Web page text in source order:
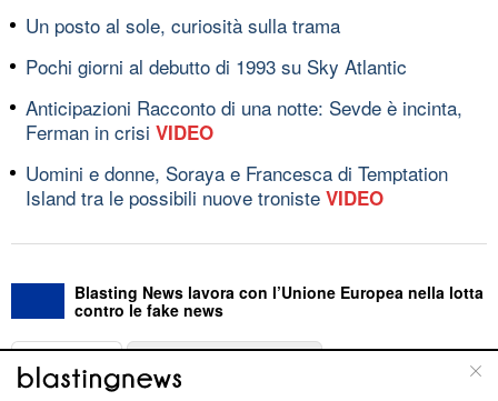
Un posto al sole, curiosità sulla trama
Pochi giorni al debutto di 1993 su Sky Atlantic
Anticipazioni Racconto di una notte: Sevde è incinta,
Ferman in crisi VIDEO
Uomini e donne, Soraya e Francesca di Temptation
Island tra le possibili nuove troniste VIDEO
Blasting News lavora con l’Unione Europea nella lotta
contro le fake news
ABOUT